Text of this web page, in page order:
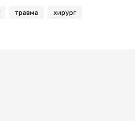
травма хирург